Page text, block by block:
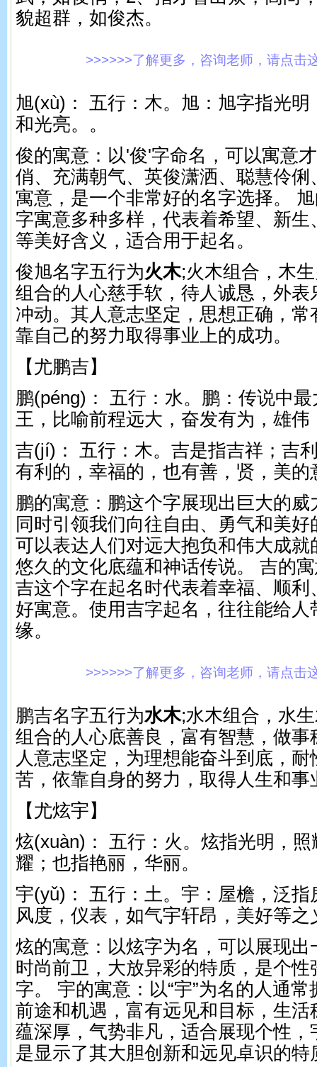
貌超群，如俊杰。
>>>>>>了解更多，咨询老师，请点击
旭(xù)： 五行：木。 旭：旭字指光
和光亮。。
俊的寓意：以'俊'字命名，可以寓意
俏、充满朝气、英俊潇洒、聪慧伶俐
寓意，是一个非常好的名字选择。
字寓意多种多样，代表着希望、新生
等美好含义，适合用于起名。
俊旭名字五行为火木;火木组合，木
组合的人心慈手软，待人诚恳，外表
冲动。其人意志坚定，思想正确，
靠自己的努力取得事业上的成功。
【尤鹏吉】
鹏(pénɡ)： 五行：水。 鹏：传说中
王，比喻前程远大，奋发有为，雄伟
吉(jí)： 五行：木。 吉是指吉祥；吉
有利的，幸福的，也有善，贤，美的
鹏的寓意：鹏这个字展现出巨大的
同时引领我们向往自由、勇气和美
可以表达人们对远大抱负和伟大成就
悠久的文化底蕴和神话传说。 吉的
吉这个字在起名时代表着幸福、顺利
好寓意。使用吉字起名，往往能给人
缘。
>>>>>>了解更多，咨询老师，请点击
鹏吉名字五行为水木;水木组合，水
组合的人心底善良，富有智慧，做事
人意志坚定，为理想能奋斗到底，
苦，依靠自身的努力，取得人生和事
【尤炫宇】
炫(xuàn)： 五行：火。 炫指光明，
耀；也指艳丽，华丽。
宇(yǔ)： 五行：土。 宇：屋檐，泛
风度，仪表，如气宇轩昂，美好等之
炫的寓意：以炫字为名，可以展现出
时尚前卫，大放异彩的特质，是个
字。 宇的寓意：以“宇”为名的人通
前途和机遇，富有远见和目标，生活
蕴深厚，气势非凡，适合展现个性，
是显示了其大胆创新和远见卓识的特